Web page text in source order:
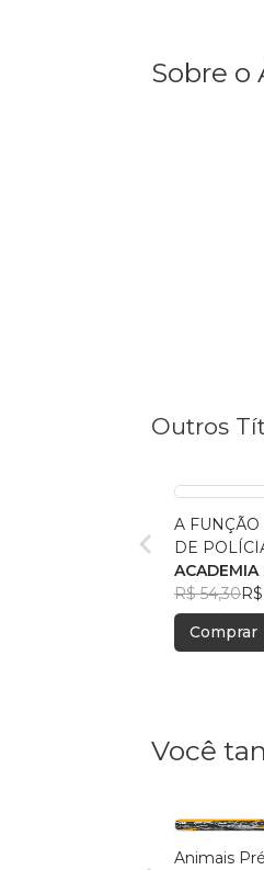
Sobre o
Outros
A FUNÇÃO
DE
ACADEMIA
R$ 54,30
Comprar
Você
Animais